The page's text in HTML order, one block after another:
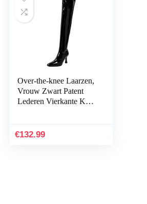
Over-the-knee Laarzen,
Vrouw Zwart Patent
Lederen Vierkante Kop
Laarzen Voor Feest…
€132.99